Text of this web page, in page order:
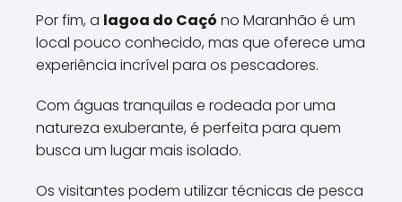
Por fim, a lagoa do Caçó no Maranhão é um
local pouco conhecido, mas que oferece uma
experiência incrível para os pescadores.
Com águas tranquilas e rodeada por uma
natureza exuberante, é perfeita para quem
busca um lugar mais isolado.
Os visitantes podem utilizar técnicas de pesca